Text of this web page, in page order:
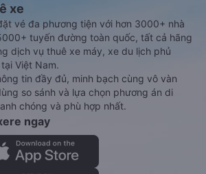
xe
vé đa phương tiện với hơn 3000+ nhà
tuyến đường toàn quốc, tất cả hãng
dịch vụ thuê xe máy, xe du lịch phủ
Việt Nam.
tin đầy đủ, minh bạch cùng vô vàn
so sánh và lựa chọn phương án di
chóng và phù hợp nhất.
ngay